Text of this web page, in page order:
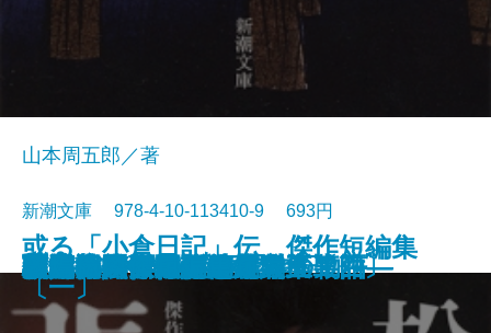
原色の街・驟雨
虚空遍歴〔上〕
質屋の女房
獣の戯れ
歪んだ複写―税務署殺人事件―
どくとるマンボウ昆虫記
日本語の年輪
わるいやつら〔下〕
わるいやつら〔上〕
さぶ
山本周五郎／著
新潮文庫 978-4-10-113410-9 693円
張込み 傑作短編集〔五〕
西郷札 傑作短編集〔三〕
黒地の絵 傑作短編集〔二〕
幽霊―或る幼年と青春の物語―
佐渡流人行 傑作短編集〔四〕
助左衛門四代記
強力伝・孤島
駅路 傑作短編集〔六〕
敦煌
或る「小倉日記」伝 傑作短編集
〔一〕